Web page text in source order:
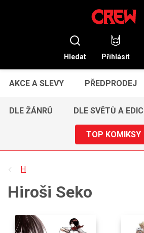
Hledat Přihlásit
AKCE A SLEVY PŘEDPRODEJ
DLE ŽÁNRŮ DLE SVĚTŮ A EDIC
TOP KOMIKSY
H
Hiroši Seko